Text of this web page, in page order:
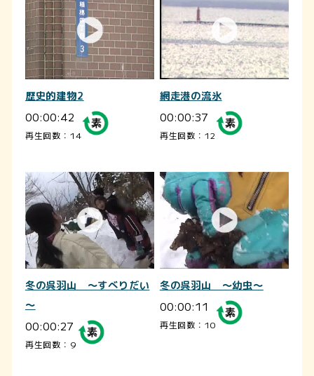
歴史的建物2
00:00:42
再生回数：14
網走港の流氷
00:00:37
再生回数：12
冬の呉羽山 ～すべりだい
～
00:00:27
再生回数：9
冬の呉羽山 ～幼虫～
00:00:11
再生回数：10